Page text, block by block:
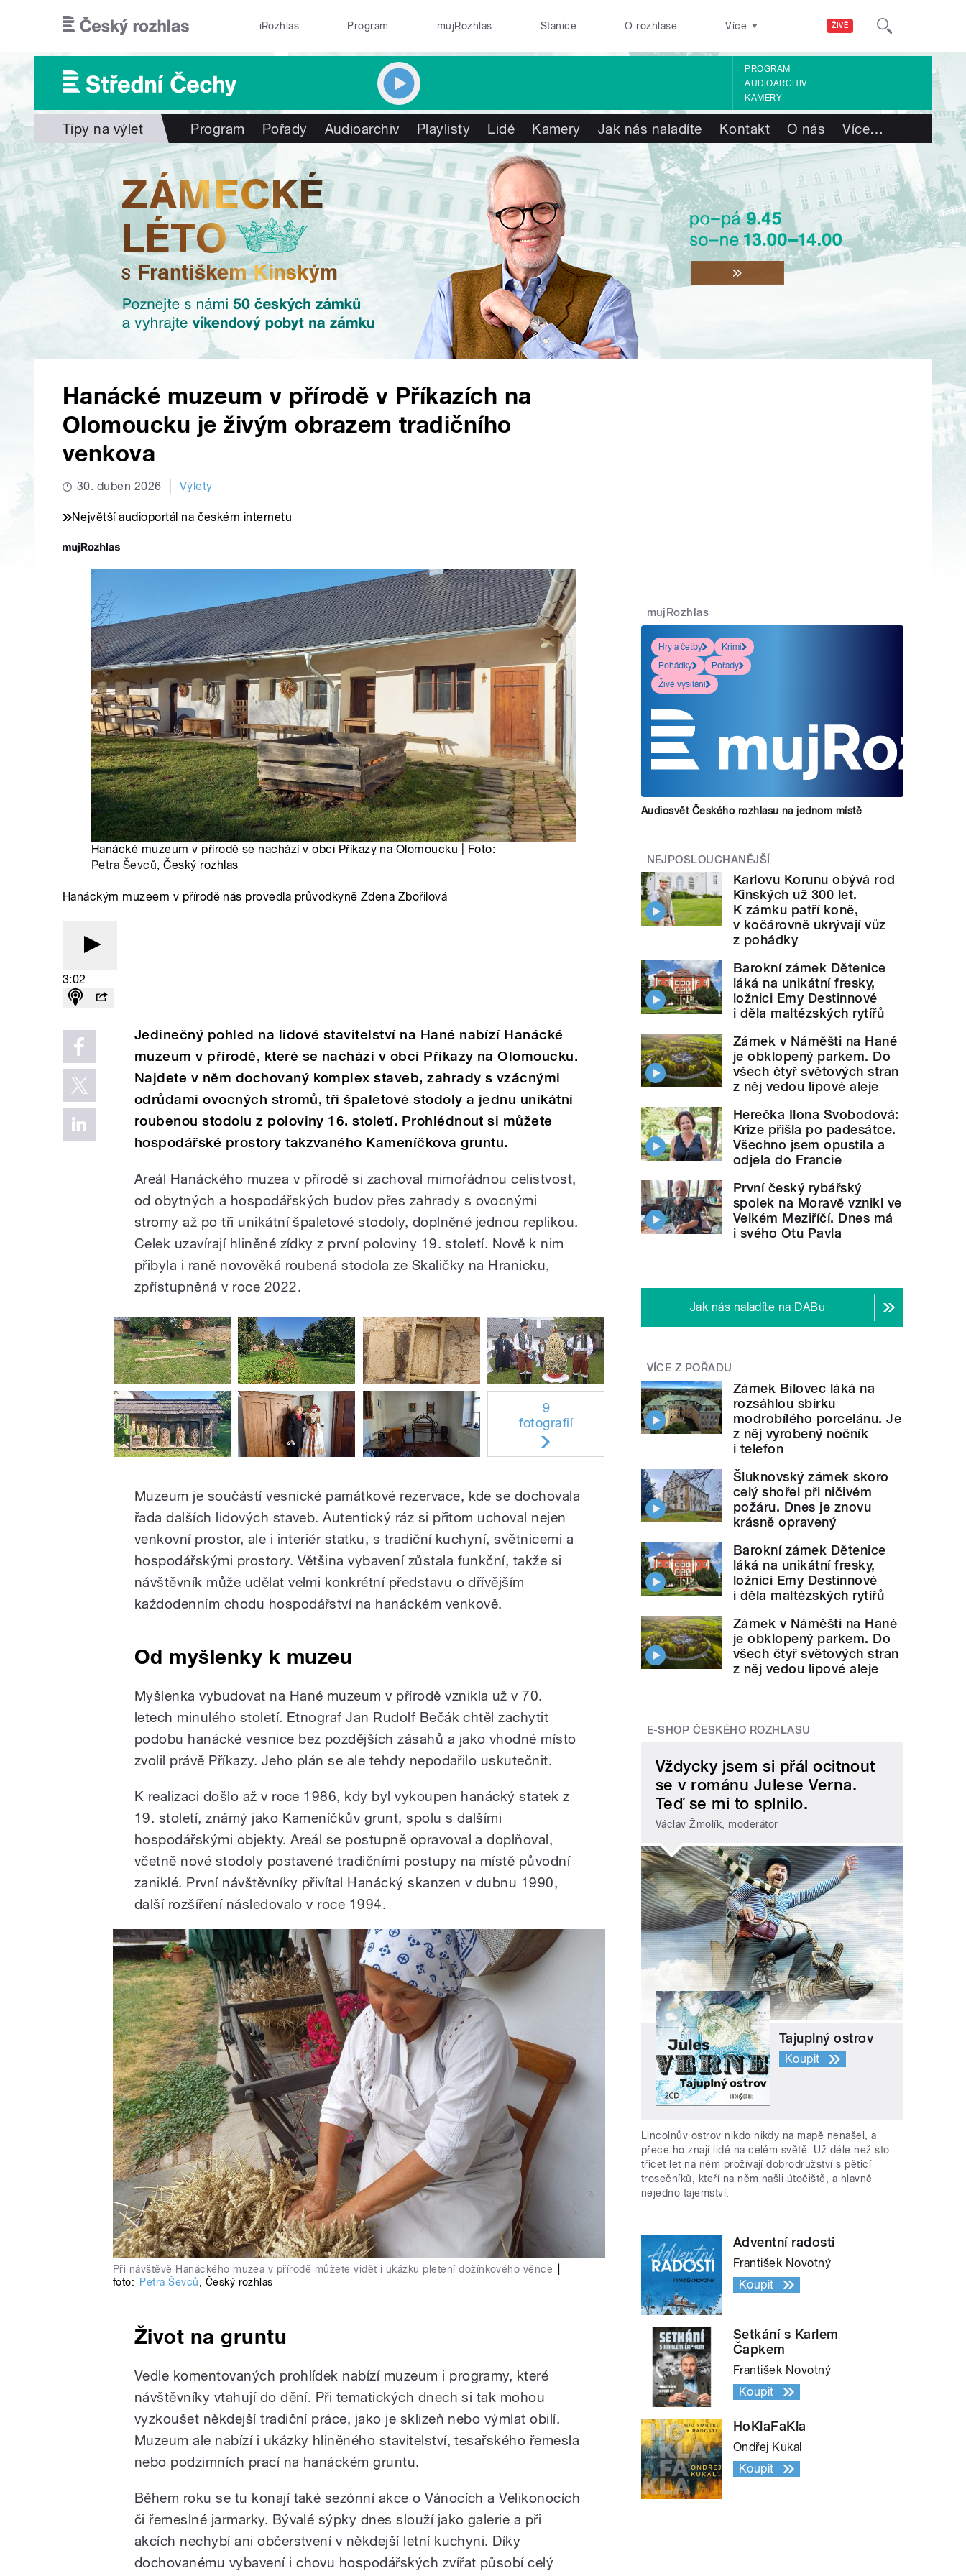
ŽIVĚ
iRozhlas Program mujRozhlas Stanice O rozhlase Více
PROGRAM
AUDIOARCHIV
KAMERY
Tipy na výlet Program Pořady Audioarchiv Playlisty Lidé Kamery Jak nás naladíte Kontakt O nás Více…
Hanácké muzeum v přírodě v Příkazích na
Olomoucku je živým obrazem tradičního
venkova
30. duben 2026 Výlety
Největší audioportál na českém internetu
Hanácké muzeum v přírodě se nachází v obci Příkazy na Olomoucku | Foto:
Petra Ševců, Český rozhlas
Hanáckým muzeem v přírodě nás provedla průvodkyně Zdena Zbořilová
3:02
Jedinečný pohled na lidové stavitelství na Hané nabízí Hanácké
muzeum v přírodě, které se nachází v obci Příkazy na Olomoucku.
Najdete v něm dochovaný komplex staveb, zahrady s vzácnými
odrůdami ovocných stromů, tři špaletové stodoly a jednu unikátní
roubenou stodolu z poloviny 16. století. Prohlédnout si můžete
hospodářské prostory takzvaného Kameníčkova gruntu.
Areál Hanáckého muzea v přírodě si zachoval mimořádnou celistvost,
od obytných a hospodářských budov přes zahrady s ovocnými
stromy až po tři unikátní špaletové stodoly, doplněné jednou replikou.
Celek uzavírají hliněné zídky z první poloviny 19. století. Nově k nim
přibyla i raně novověká roubená stodola ze Skaličky na Hranicku,
zpřístupněná v roce 2022.
9
fotografií
Muzeum je součástí vesnické památkové rezervace, kde se dochovala
řada dalších lidových staveb. Autentický ráz si přitom uchoval nejen
venkovní prostor, ale i interiér statku, s tradiční kuchyní, světnicemi a
hospodářskými prostory. Většina vybavení zůstala funkční, takže si
návštěvník může udělat velmi konkrétní představu o dřívějším
každodenním chodu hospodářství na hanáckém venkově.
Od myšlenky k muzeu
Myšlenka vybudovat na Hané muzeum v přírodě vznikla už v 70.
letech minulého století. Etnograf Jan Rudolf Bečák chtěl zachytit
podobu hanácké vesnice bez pozdějších zásahů a jako vhodné místo
zvolil právě Příkazy. Jeho plán se ale tehdy nepodařilo uskutečnit.
K realizaci došlo až v roce 1986, kdy byl vykoupen hanácký statek z
19. století, známý jako Kameníčkův grunt, spolu s dalšími
hospodářskými objekty. Areál se postupně opravoval a doplňoval,
včetně nové stodoly postavené tradičními postupy na místě původní
zaniklé. První návštěvníky přivítal Hanácký skanzen v dubnu 1990,
další rozšíření následovalo v roce 1994.
Při návštěvě Hanáckého muzea v přírodě můžete vidět i ukázku pletení dožínkového věnce
foto:
Petra Ševců, Český rozhlas
Život na gruntu
Vedle komentovaných prohlídek nabízí muzeum i programy, které
návštěvníky vtahují do dění. Při tematických dnech si tak mohou
vyzkoušet někdejší tradiční práce, jako je sklizeň nebo výmlat obilí.
Muzeum ale nabízí i ukázky hliněného stavitelství, tesařského řemesla
nebo podzimních prací na hanáckém gruntu.
Během roku se tu konají také sezónní akce o Vánocích a Velikonocích
či řemeslné jarmarky. Bývalé sýpky dnes slouží jako galerie a při
akcích nechybí ani občerstvení v někdejší letní kuchyni. Díky
dochovanému vybavení i chovu hospodářských zvířat působí celý
mujRozhlas
Hry a četby
Krimi
Pohádky
Pořady
Živé vysílání
Audiosvět Českého rozhlasu na jednom místě
NEJPOSLOUCHANĚJŠÍ
Karlovu Korunu obývá rod
Kinských už 300 let.
K zámku patří koně,
v kočárovně ukrývají vůz
z pohádky
Barokní zámek Dětenice
láká na unikátní fresky,
ložnici Emy Destinnové
i děla maltézských rytířů
Zámek v Náměšti na Hané
je obklopený parkem. Do
všech čtyř světových stran
z něj vedou lipové aleje
Herečka Ilona Svobodová:
Krize přišla po padesátce.
Všechno jsem opustila a
odjela do Francie
První český rybářský
spolek na Moravě vznikl ve
Velkém Meziříčí. Dnes má
i svého Otu Pavla
Jak nás naladíte na DABu
VÍCE Z POŘADU
Zámek Bílovec láká na
rozsáhlou sbírku
modrobílého porcelánu. Je
z něj vyrobený nočník
i telefon
Šluknovský zámek skoro
celý shořel při ničivém
požáru. Dnes je znovu
krásně opravený
Barokní zámek Dětenice
láká na unikátní fresky,
ložnici Emy Destinnové
i děla maltézských rytířů
Zámek v Náměšti na Hané
je obklopený parkem. Do
všech čtyř světových stran
z něj vedou lipové aleje
E-SHOP ČESKÉHO ROZHLASU
Vždycky jsem si přál ocitnout
se v románu Julese Verna.
Teď se mi to splnilo.
Václav Žmolík, moderátor
Tajuplný ostrov
Koupit
Lincolnův ostrov nikdo nikdy na mapě nenašel, a
přece ho znají lidé na celém světě. Už déle než sto
třicet let na něm prožívají dobrodružství s pěticí
trosečníků, kteří na něm našli útočiště, a hlavně
nejedno tajemství.
Adventní radosti
František Novotný
Koupit
Setkání s Karlem
Čapkem
František Novotný
Koupit
HoKlaFaKla
Ondřej Kukal
Koupit